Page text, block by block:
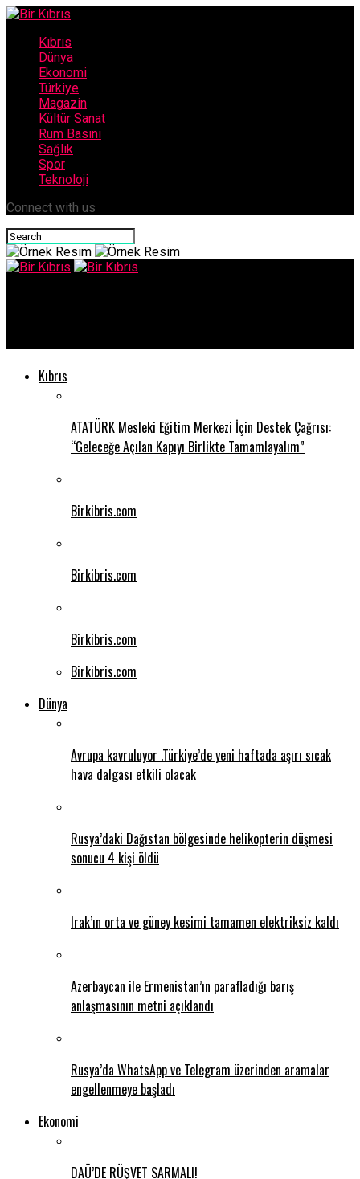
Kıbrıs
Dünya
Ekonomi
Türkiye
Magazin
Kültür Sanat
Rum Basını
Sağlık
Spor
Teknoloji
Connect with us
Kıbrıs
ATATÜRK Mesleki Eğitim Merkezi İçin Destek Çağrısı:
“Geleceğe Açılan Kapıyı Birlikte Tamamlayalım”
Birkibris.com
Birkibris.com
Birkibris.com
Birkibris.com
Dünya
Avrupa kavruluyor .Türkiye’de yeni haftada aşırı sıcak
hava dalgası etkili olacak
Rusya’daki Dağıstan bölgesinde helikopterin düşmesi
sonucu 4 kişi öldü
Irak’ın orta ve güney kesimi tamamen elektriksiz kaldı
Azerbaycan ile Ermenistan’ın parafladığı barış
anlaşmasının metni açıklandı
Rusya’da WhatsApp ve Telegram üzerinden aramalar
engellenmeye başladı
Ekonomi
DAÜ’DE RÜŞVET SARMALI!